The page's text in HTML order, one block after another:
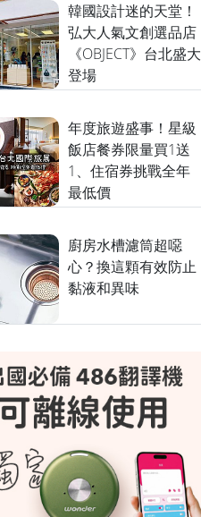
韓國設計迷的天堂！
弘大人氣文創選品店
《OBJECT》台北盛大
登場
年度旅遊盛事！星級
飯店餐券限量買1送
1、住宿券挑戰全年
最低價
廚房水槽濾筒超噁
心？換這顆有效防止
黏液和異味